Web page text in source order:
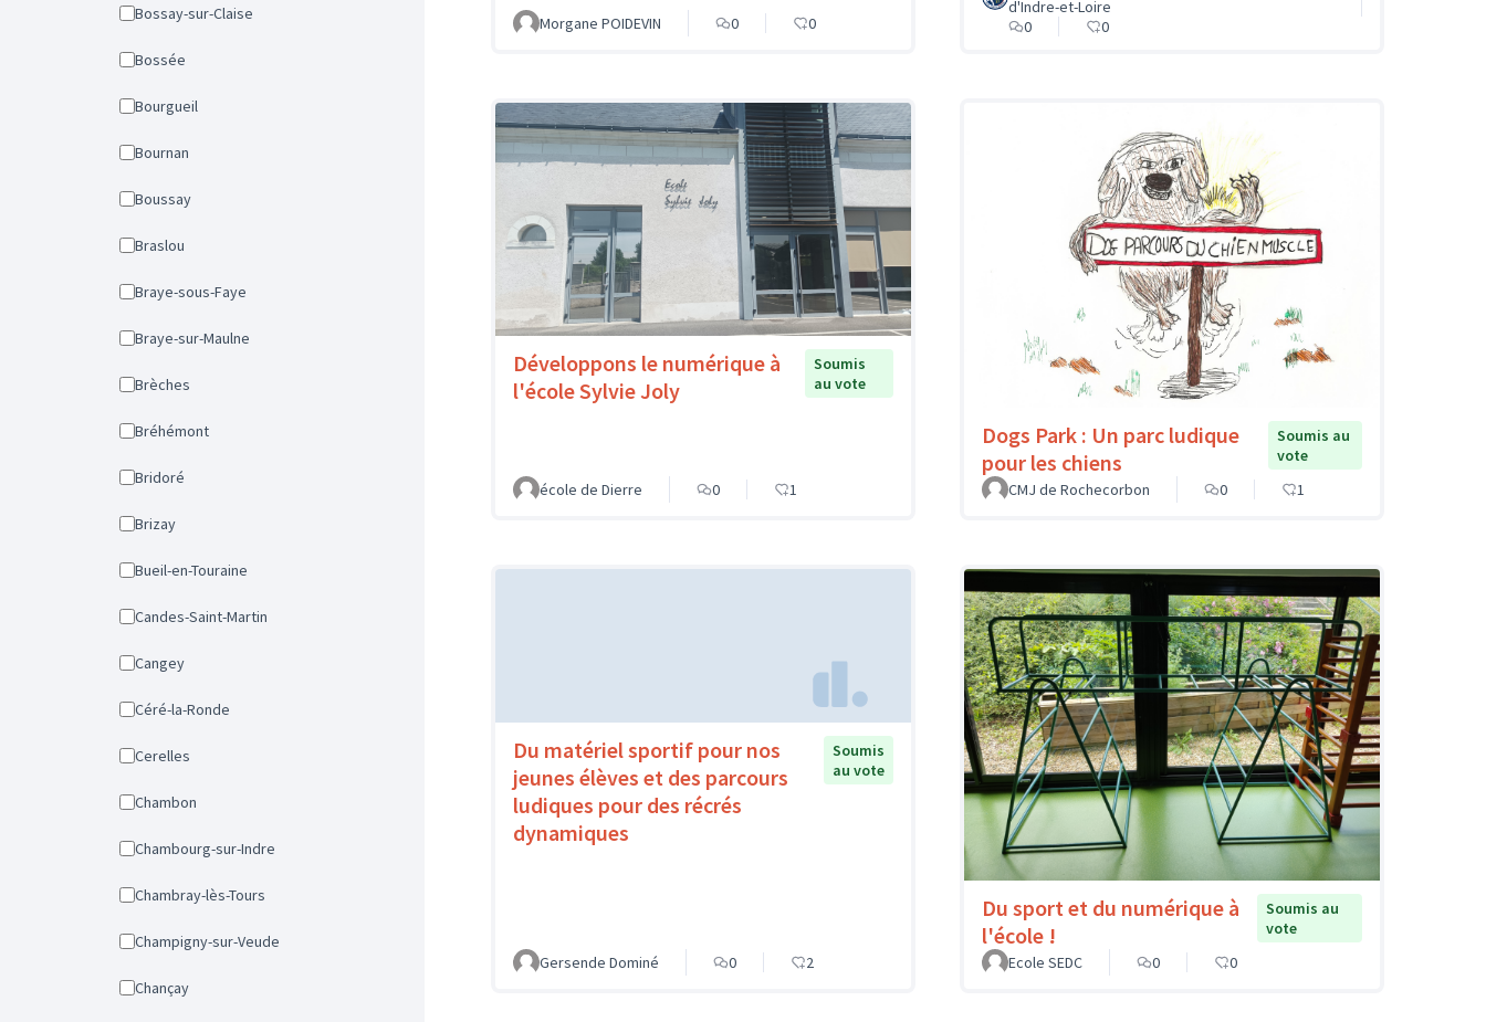
Bossay-sur-Claise
Bossée
Bourgueil
Bournan
Boussay
Braslou
Braye-sous-Faye
Braye-sur-Maulne
Brèches
Bréhémont
Bridoré
Brizay
Bueil-en-Touraine
Candes-Saint-Martin
Cangey
Céré-la-Ronde
Cerelles
Chambon
Chambourg-sur-Indre
Chambray-lès-Tours
Champigny-sur-Veude
Chançay
Morgane POIDEVIN 0 0
d'Indre-et-Loire
0
0
Développons le numérique à
l'école Sylvie Joly
Soumis
au vote
école de Dierre 0 1
Dogs Park : Un parc ludique
pour les chiens
Soumis au
vote
CMJ de Rochecorbon
0 1
Du matériel sportif pour nos
jeunes élèves et des parcours
ludiques pour des récrés
dynamiques
Soumis
au vote
Gersende Dominé 0 2
Du sport et du numérique à
l'école !
Soumis au
vote
Ecole SEDC
0 0